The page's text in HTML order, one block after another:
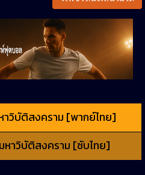
าวิบัติสงคราม [พากย์ไทย]
หาวิบัติสงคราม [ซับไทย]